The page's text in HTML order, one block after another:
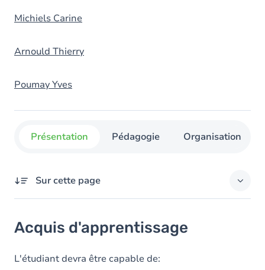
Michiels Carine
Arnould Thierry
Poumay Yves
Présentation Pédagogie Organisation
Sur cette page
Objectifs
Contenu
Acquis d'apprentissage
L'étudiant devra être capable de: